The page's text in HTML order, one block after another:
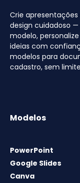
Crie
design cuidadoso
modelo,
ideias com
modelos para
cadastro, sem
Modelos
PowerPoint
Google Slides
Canva